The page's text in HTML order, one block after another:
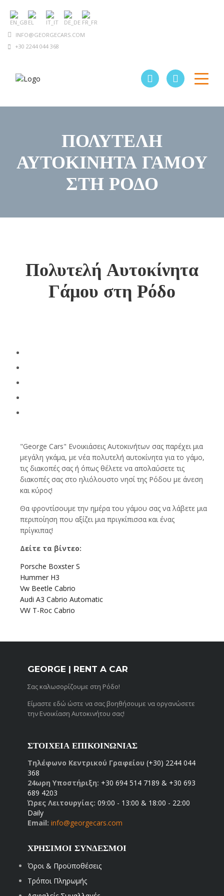
INFO@GEORGECARS.COM
+30 2244 044 368
ΠΟΛΥΤΕΛΉ
ΑΥΤΟΚΊΝΗΤΑ ΓΆΜΟΥ
ΣΤΗ ΡΌΔΟ
Πολυτελή Αυτοκίνητα
Γάμου στη Ρόδο
"George Cars" Ενοικιάσεις Αυτοκινήτων σας παρέχει μια
μεγάλη γκάμα, με νέα πολυτελή αυτοκίνητα για το γάμο,
τις διακοπές σας ή όπως θέλετε να απολαύσετε τις
διακοπές σας στο ηλιόλουστο νησί της Ρόδου με άνεση
και κύρος!
Θα φροντίσουμε την ημέρα του γάμου σας να λάβετε μια
περιποίηση που αξίζει μια πριγκίπισσα και ένας
πρίγκιπας!
Δείτε τα βίντεο:
Porsche Boxster S
Hummer H3
Vw Beetle Cabrio
Audi A3 Cabrio Automatic
VW T-Roc Cabrio
GEORGE | RENT A CAR
Σας καλωσορίζουμε στη Ρόδο!
Είμαστε εδώ ώστε να σας βοηθήσουμε να οργανώσετε
την Ενοικίαση Αυτοκινήτου σας!
ΣΤΟΙΧΕΙΑ ΕΠΙΚΟΙΝΩΝΙΑΣ
Τηλέφωνο Κεντρικού Γραφείου (+30) 2244 044
368
24ωρη Υποστήριξη: +30 694 514 7189 & +30 693
689 4203
Ώρες Λειτουργίας: 09:00 - 13:00 & 18:00 - 22:00
Daily
Email: info@georgecars.com
ΧΡΗΣΙΜΟΙ ΣΥΝΔΕΣΜΟΙ
Όροι & Προϋποθέσεις
Τρόποι Πληρωμής